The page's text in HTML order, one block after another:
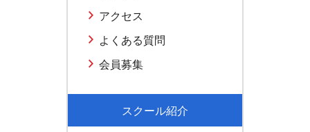
アクセス
よくある質問
会員募集
スクール紹介